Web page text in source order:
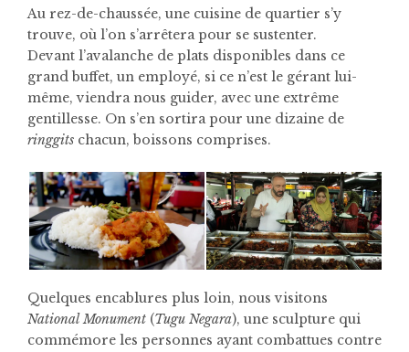
Au rez-de-chaussée, une cuisine de quartier s’y
trouve, où l’on s’arrêtera pour se sustenter.
Devant l’avalanche de plats disponibles dans ce
grand buffet, un employé, si ce n’est le gérant lui-
même, viendra nous guider, avec une extrême
gentillesse. On s’en sortira pour une dizaine de
ringgits chacun, boissons comprises.
Quelques encablures plus loin, nous visitons
National Monument (Tugu Negara), une sculpture qui
commémore les personnes ayant combattues contre